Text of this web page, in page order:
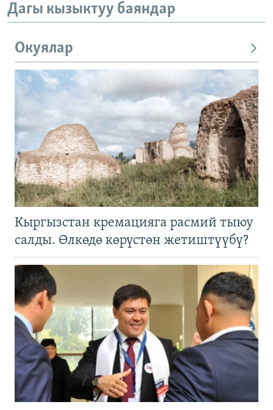
Дагы кызыктуу баяндар
Окуялар
Кыргызстан кремацияга расмий тыюу
салды. Өлкөдө көрүстөн жетиштүүбү?